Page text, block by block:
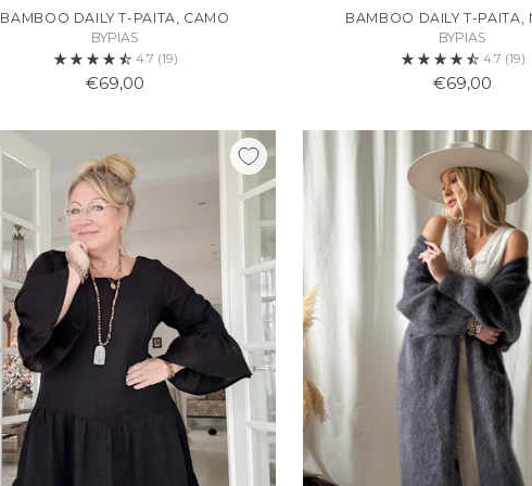
BAMBOO DAILY T-PAITA, CAMO
BYPIAS
4.7 (19)
€69,00
BAMBOO DAILY T-PAITA,
BYPIAS
4.7 (19)
€69,00